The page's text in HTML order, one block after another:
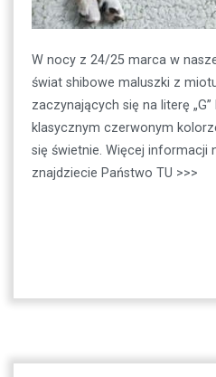
W nocy z 24/25 marca w
świat shibowe maluszki z
zaczynających się na literę
klasycznym czerwonym
się świetnie. Więcej informacji
znajdziecie Państwo TU >>>